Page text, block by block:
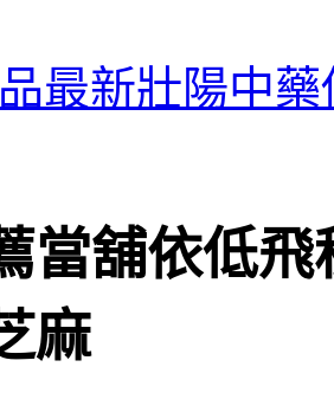
最新壯陽中
當舖依低
麻